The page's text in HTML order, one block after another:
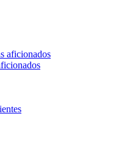
aficionados